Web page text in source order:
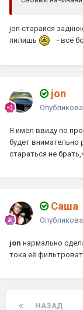
jon старайся
пилишь
- всё
jon
Я имел ввиду по
будет внимательно
стараться не
Саша
jon нармально
тока её
НАЗАД